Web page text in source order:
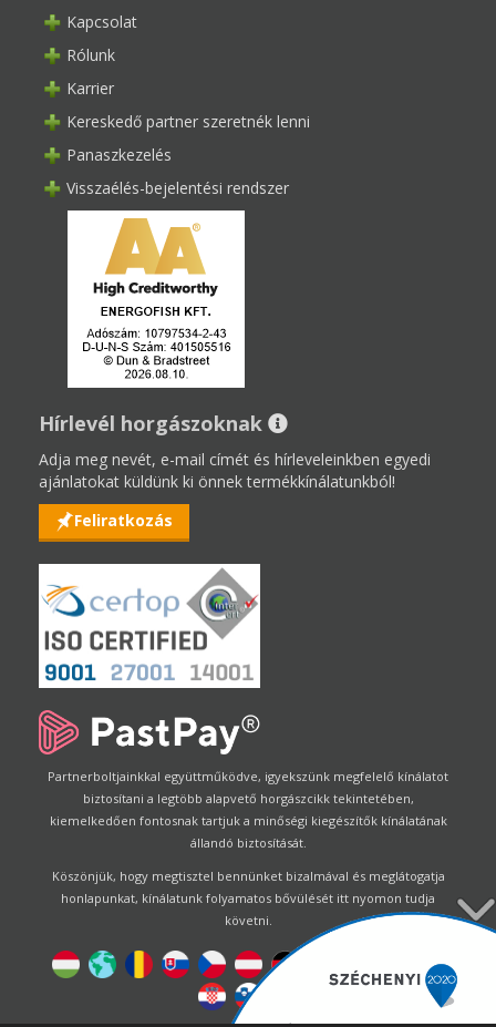
Kapcsolat
Rólunk
Karrier
Kereskedő partner szeretnék lenni
Panaszkezelés
Visszaélés-bejelentési rendszer
Hírlevél horgászoknak
Adja meg nevét, e-mail címét és hírleveleinkben egyedi
ajánlatokat küldünk ki önnek termékkínálatunkból!
Feliratkozás
Partnerboltjainkkal együttműködve, igyekszünk megfelelő kínálatot
biztosítani a legtöbb alapvető horgászcikk tekintetében,
kiemelkedően fontosnak tartjuk a minőségi kiegészítők kínálatának
állandó biztosítását.
Köszönjük, hogy megtisztel bennünket bizalmával és meglátogatja
honlapunkat, kínálatunk folyamatos bővülését itt nyomon tudja
követni.